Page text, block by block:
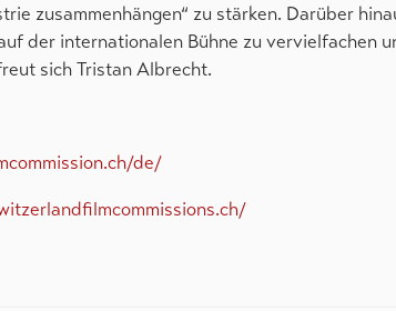
zusammenhängen“ zu stärken. Darüber
der internationalen Bühne zu vervielfachen
sich Tristan Albrecht.
de/